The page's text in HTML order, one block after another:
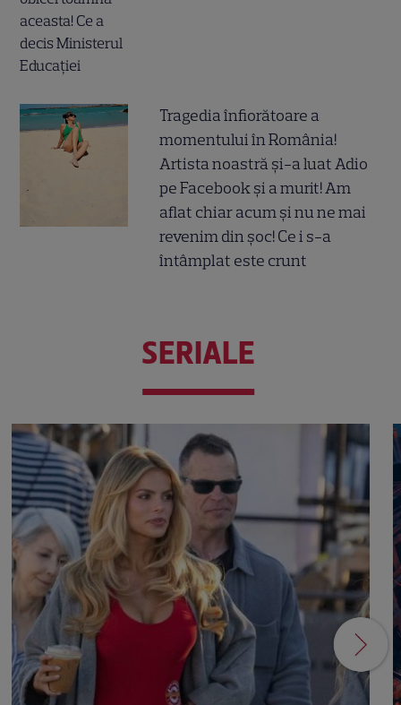
Tragedia înfiorătoare a
momentului în România!
Artista noastră și-a luat Adio
pe Facebook și a murit! Am
aflat chiar acum și nu ne mai
revenim din șoc! Ce i s-a
întâmplat este crunt
SERIALE